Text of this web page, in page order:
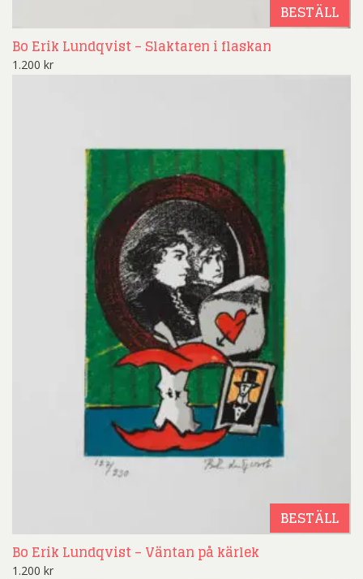
BESTÄLL
Bo Erik Lundqvist – Slaktaren i flaskan
1.200 kr
BESTÄLL
Bo Erik Lundqvist – Väntan på kärlek
1.200 kr